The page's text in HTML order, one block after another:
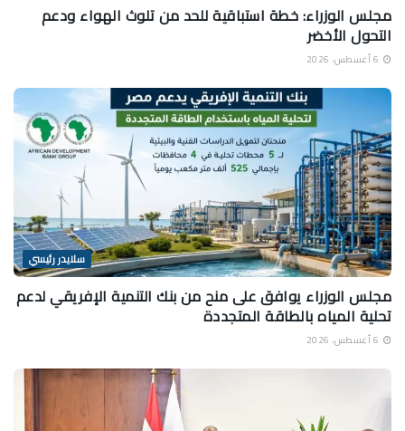
مجلس الوزراء: خطة استباقية للحد من تلوث الهواء ودعم
التحول الأخضر
سلايدر رئيسي
مجلس الوزراء يوافق على منح من بنك التنمية الإفريقي لدعم
تحلية المياه بالطاقة المتجددة